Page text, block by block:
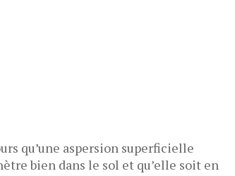
qu’une aspersion superficielle
bien dans le sol et qu’elle soit en